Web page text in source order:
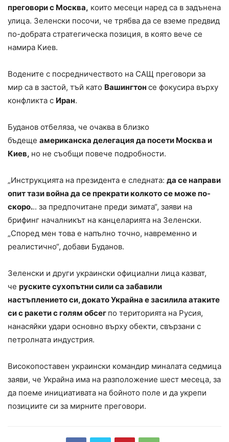
преговори с Москва, които месеци наред са в задънена
улица. Зеленски посочи, че трябва да се вземе предвид
по-добрата стратегическа позиция, в която вече се
намира Киев.
Водените с посредничеството на САЩ преговори за
мир са в застой, тъй като Вашингтон се фокусира върху
конфликта с Иран.
Буданов отбеляза, че очаква в близко
бъдеще американска делегация да посети Москва и
Киев, но не съобщи повече подробности.
„Инструкцията на президента е следната: да се направи
опит тази война да се прекрати колкото се може по-
скоро... за предпочитане преди зимата“, заяви на
брифинг началникът на канцеларията на Зеленски.
„Според мен това е напълно точно, навременно и
реалистично“, добави Буданов.
Зеленски и други украински официални лица казват,
че руските сухопътни сили са забавили
настъплението си, докато Украйна е засилила атаките
си с ракети с голям обсег по територията на Русия,
нанасяйки удари основно върху обекти, свързани с
петролната индустрия.
Високопоставен украински командир миналата седмица
заяви, че Украйна има на разположение шест месеца, за
да поеме инициативата на бойното поле и да укрепи
позициите си за мирните преговори.